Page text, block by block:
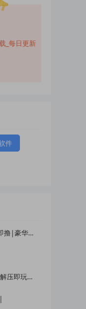
_每日更新
件
华中文|
免安装免配置